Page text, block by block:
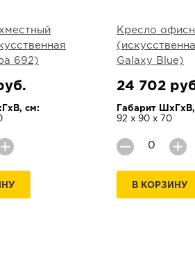
692)
см:
Кресло
Galaxy Blue)
24 702
Габарит
92 х 90 х 70
В КОРЗИНУ